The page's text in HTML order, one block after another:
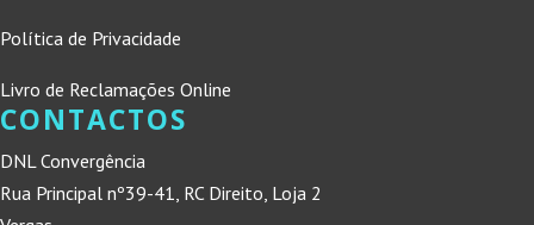
Política de Privacidade
Livro de Reclamações Online
CONTACTOS
DNL Convergência
Rua Principal nº39-41, RC Direito, Loja 2